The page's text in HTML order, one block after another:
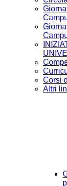
Corsi
Altri